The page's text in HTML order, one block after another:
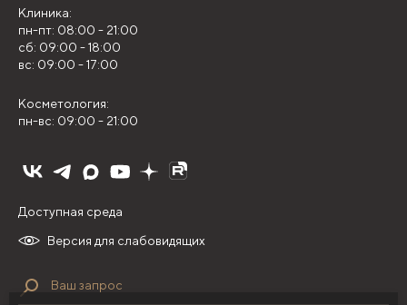
Клиника:
пн-пт: 08:00 - 21:00
сб: 09:00 - 18:00
вс: 09:00 - 17:00
Косметология:
пн-вс: 09:00 - 21:00
Версия для слабовидящих
Доступная среда